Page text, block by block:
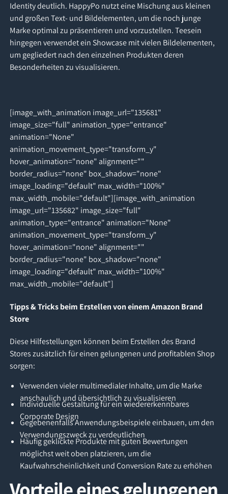
Identity deutlich. HappyPo nutzt eine Mischung aus kleinen
und großen Text- und Bildelementen, um die noch junge
Marke optimal zu präsentieren und vorzustellen. Teesein
hingegen verwendet ein Showcase mit vielen Bildelementen,
um gegliedert nach den einzelnen Produkten deren
Besonderheiten zu visualisieren.
[image_with_animation image_url="135681"
image_size="full" animation_type="entrance"
animation="None"
animation_movement_type="transform_y"
hover_animation="none" alignment=""
border_radius="none" box_shadow="none"
image_loading="default" max_width="100%"
max_width_mobile="default"][image_with_animation
image_url="135682" image_size="full"
animation_type="entrance" animation="None"
animation_movement_type="transform_y"
hover_animation="none" alignment=""
border_radius="none" box_shadow="none"
image_loading="default" max_width="100%"
max_width_mobile="default"]
Tipps & Tricks beim Erstellen von einem Amazon Brand
Store
Diese Hilfestellungen können beim Erstellen des Brand
Stores zusätzlich für einen gelungenen und profitablen Shop
sorgen:
Verwenden vieler multimedialer Inhalte, um die Marke
anschaulich und übersichtlich zu visualisieren
Individuelle Gestaltung für ein wiedererkennbares
Corporate Design
Gegebenenfalls Anwendungsbeispiele einbauen, um den
Verwendungszweck zu verdeutlichen
Häufig geklickte Produkte mit guten Bewertungen
möglichst weit oben platzieren, um die
Kaufwahrscheinlichkeit und Conversion Rate zu erhöhen